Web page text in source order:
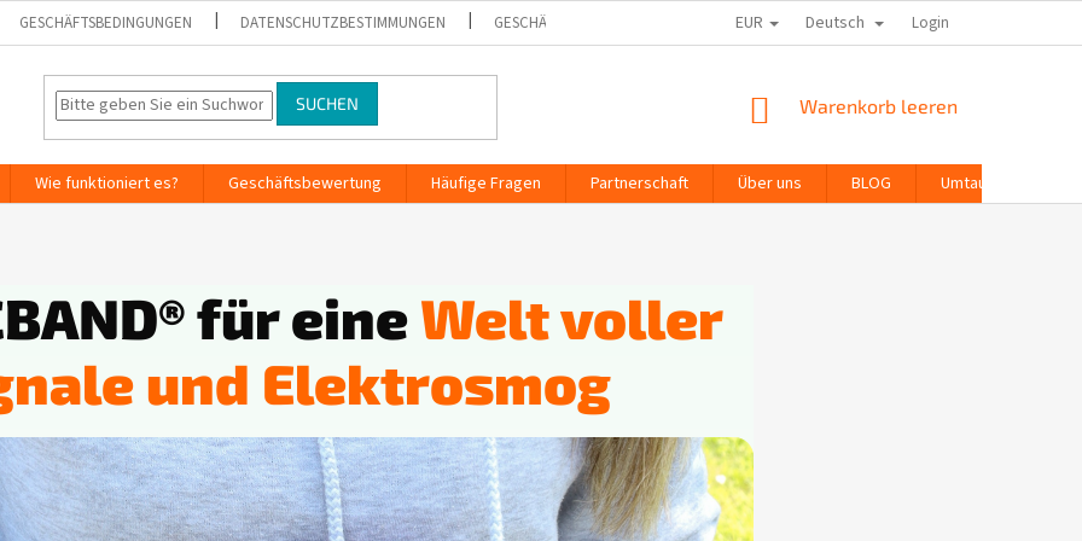
GESCHÄFTSBEDINGUNGEN DATENSCHUTZBESTIMMUNGEN GESCHÄFTSBEWERTUNG EUR Deutsch Login
SUCHEN WARENKORB
Warenkorb leeren
Wie funktioniert es? Geschäftsbewertung Häufige Fragen Partnerschaft Über uns BLOG Umtausch und
für eineWelt voller
und Elektrosmog